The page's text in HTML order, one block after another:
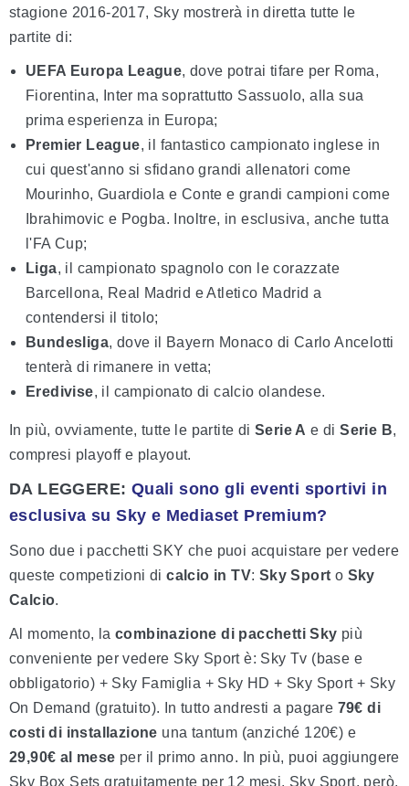
stagione 2016-2017, Sky mostrerà in diretta tutte le
partite di:
UEFA Europa League, dove potrai tifare per Roma,
Fiorentina, Inter ma soprattutto Sassuolo, alla sua
prima esperienza in Europa;
Premier League, il fantastico campionato inglese in
cui quest'anno si sfidano grandi allenatori come
Mourinho, Guardiola e Conte e grandi campioni come
Ibrahimovic e Pogba. Inoltre, in esclusiva, anche tutta
l'FA Cup;
Liga, il campionato spagnolo con le corazzate
Barcellona, Real Madrid e Atletico Madrid a
contendersi il titolo;
Bundesliga, dove il Bayern Monaco di Carlo Ancelotti
tenterà di rimanere in vetta;
Eredivise, il campionato di calcio olandese.
In più, ovviamente, tutte le partite di Serie A e diSerie B,
compresi playoff e playout.
DA LEGGERE: Quali sono gli eventi sportivi in
esclusiva su Sky e Mediaset Premium?
Sono due i pacchetti SKY che puoi acquistare per vedere
queste competizioni dicalcio in TV: Sky Sport o Sky
Calcio.
Al momento, la combinazione di pacchetti Sky più
conveniente per vedere Sky Sport è: Sky Tv (base e
obbligatorio) + Sky Famiglia + Sky HD + Sky Sport + Sky
On Demand (gratuito). In tutto andresti a pagare 79€ di
costi di installazione una tantum (anziché 120€) e
29,90€ al mese per il primo anno. In più, puoi aggiungere
Sky Box Sets gratuitamente per 12 mesi. Sky Sport, però,